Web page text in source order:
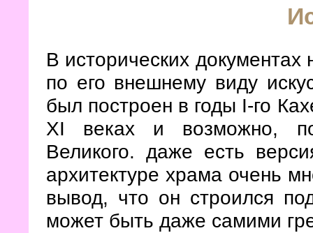
В исторических
по его внешнему виду
был построен в годы I-го
XI веках и возможно,
Великого. даже есть
архитектуре храма очень
вывод, что он строился
может быть даже самими